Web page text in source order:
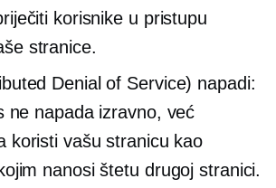
korisnike u pristupu
stranice.
Denial of Service) napadi:
ne napada izravno, već
koristi vašu stranicu kao
nanosi štetu drugoj stranici.